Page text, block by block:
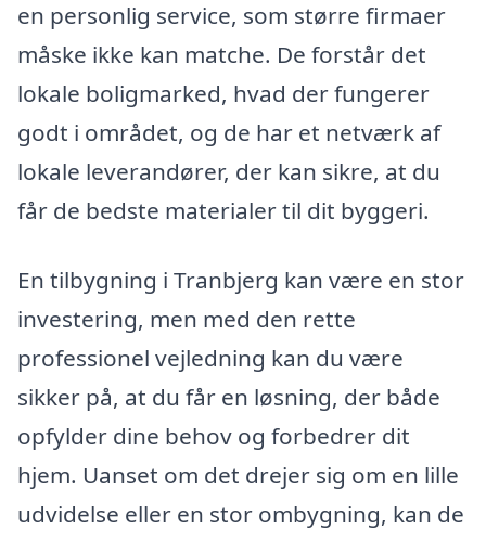
en personlig service, som større firmaer
måske ikke kan matche. De forstår det
lokale boligmarked, hvad der fungerer
godt i området, og de har et netværk af
lokale leverandører, der kan sikre, at du
får de bedste materialer til dit byggeri.
En tilbygning i Tranbjerg kan være en stor
investering, men med den rette
professionel vejledning kan du være
sikker på, at du får en løsning, der både
opfylder dine behov og forbedrer dit
hjem. Uanset om det drejer sig om en lille
udvidelse eller en stor ombygning, kan de